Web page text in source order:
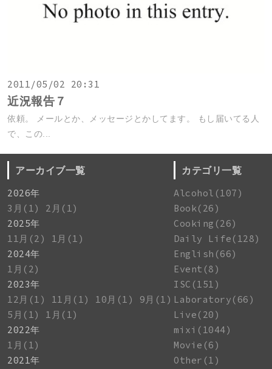
2011/05/02 20:31
近況報告７
依頼。 メールとか、メッセージとかしてます。 もし届いてる人
で、この...
アーカイブ一覧
2026年
3月(1)
2月(1)
2025年
11月(2)
1月(1)
2024年
1月(2)
2023年
12月(1)
11月(1) 10月(1)
9月(1)
5月(1)
1月(1)
2022年
1月(1)
2021年
カテゴリ一覧
Alcohol(107)
Book(26)
Cooking(26)
Daily Life(128)
English(66)
Event(8)
ISC(151)
Laboratory(66)
Live(20)
mixi(1044)
Movie(6)
Other(1)